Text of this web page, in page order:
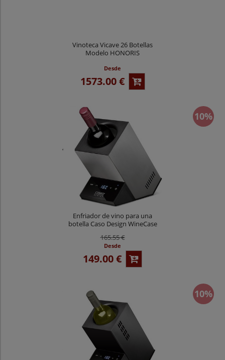
Vinoteca Vicave 26 Botellas
Modelo HONORIS
Desde
1573.00 €
10%
Enfriador de vino para una
botella Caso Design WineCase
165.55 €
Desde
149.00 €
10%